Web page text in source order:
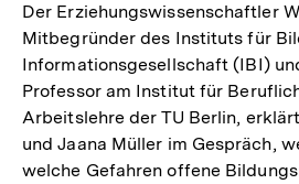
Der Erziehungswissenschaftler
Mitbegründer des Instituts für
Informationsgesellschaft (IBI)
Professor am Institut für
Arbeitslehre der TU Berlin,
und Jaana Müller im Gespräch,
welche Gefahren offene